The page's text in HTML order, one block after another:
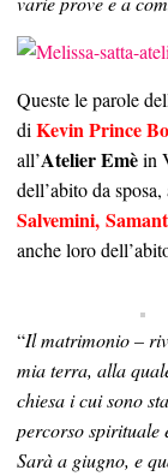
Queste le parole
di Kevin Prince
all’Atelier Emèin
dell’abito da
Salvemini,
anche loro
“Il matrimonio –
mia terra, alla
chiesa i cui sono
percorso spirituale
Sarà a giugno, e